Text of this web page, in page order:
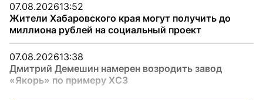
07.08.202613:52
Жители Хабаровского края могут получить до
миллиона рублей на социальный проект
07.08.202613:38
Дмитрий Демешин намерен возродить завод
«Якорь» по примеру ХСЗ